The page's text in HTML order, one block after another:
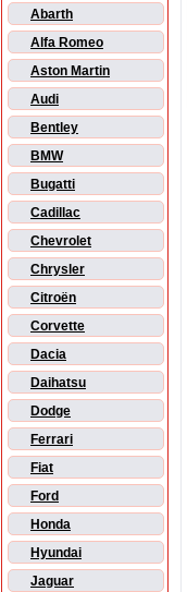
Abarth
Alfa Romeo
Aston Martin
Audi
Bentley
BMW
Bugatti
Cadillac
Chevrolet
Chrysler
Citroën
Corvette
Dacia
Daihatsu
Dodge
Ferrari
Fiat
Ford
Honda
Hyundai
Jaguar